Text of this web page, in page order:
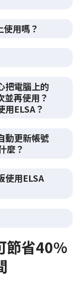
用嗎？
把電腦上的
並再使用？
用ELSA？
動更新帳號
麼？
使用ELSA
節省40%